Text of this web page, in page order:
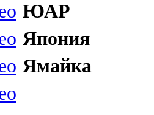
ЮАР
Япония
Ямайка